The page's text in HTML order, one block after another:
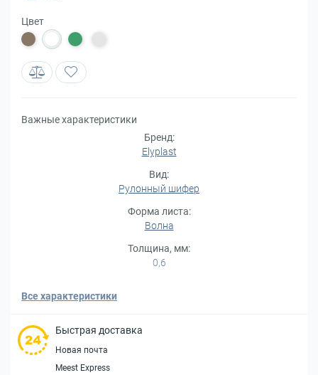
Цвет
Важные характеристики
Бренд:
Elyplast
Вид:
Рулонный шифер
Форма листа:
Волна
Толщина, мм:
0,6
Все характеристики
Быстрая доставка
Новая почта
Meest Express